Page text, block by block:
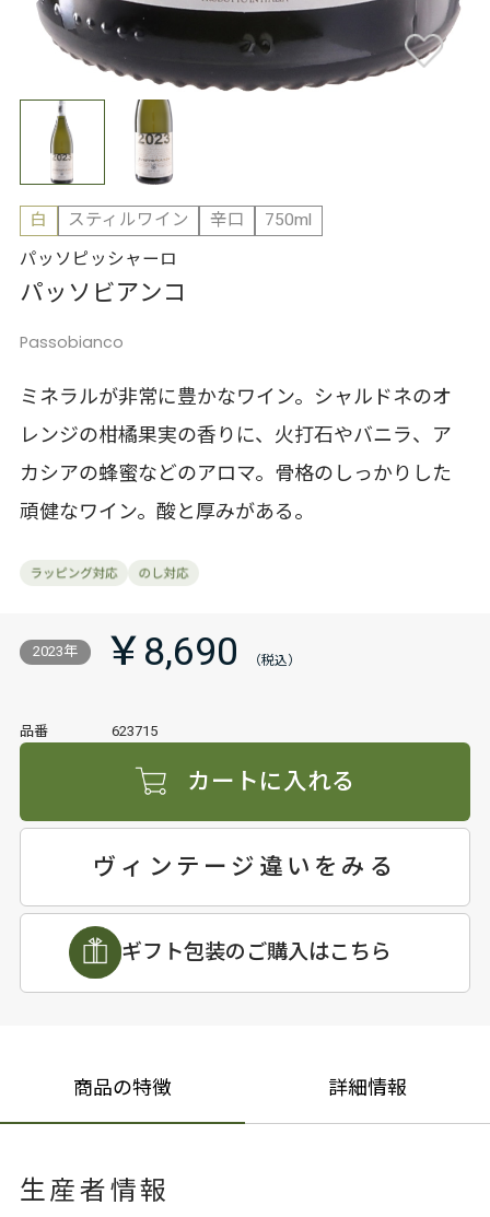
白 スティルワイン 辛口
750ml
パッソピッシャーロ
パッソビアンコ
Passobianco
ミネラルが非常に豊かなワイン。シャルドネのオ
レンジの柑橘果実の香りに、火打石やバニラ、ア
カシアの蜂蜜などのアロマ。骨格のしっかりした
頑健なワイン。酸と厚みがある。
2023年 ￥8,690
品番 623715
カートに入れる
ヴィンテージ違いをみる
ギフト包装のご購入はこちら
商品の特徴 詳細情報
生産者情報